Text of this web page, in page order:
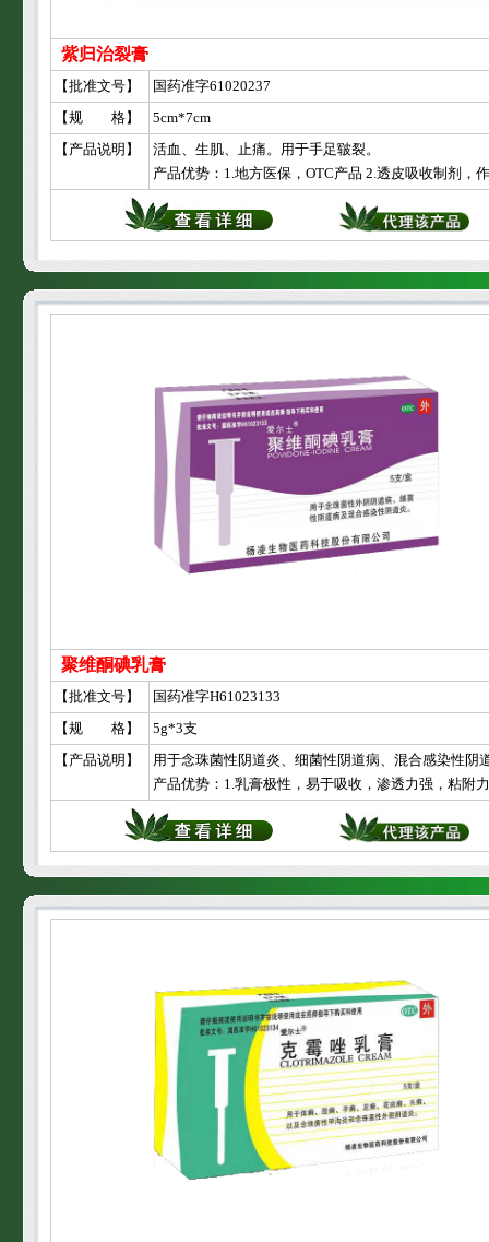
紫归治裂膏
【批准文号】
国药准字61020237
【规 格】
5cm*7cm
【产品说明】
活血、生肌、止痛。用于手足皲裂。
产品优势：1.地方医保，OTC产品 2.透皮吸收制剂，作用直接，起效更快，药效可持续长达30
聚维酮碘乳膏
【批准文号】
国药准字H61023133
【规 格】
5g*3支
【产品说明】
产品优势：1.乳膏极性，易于吸收，渗透力强，粘附力强，作用持久。 2.妇科准用包装设计，使药物直达病变部位，迅速消除炎症 3.一次性独立包装设计，便于携带，使用方便卫生，无交叉感染 4.全国***5g